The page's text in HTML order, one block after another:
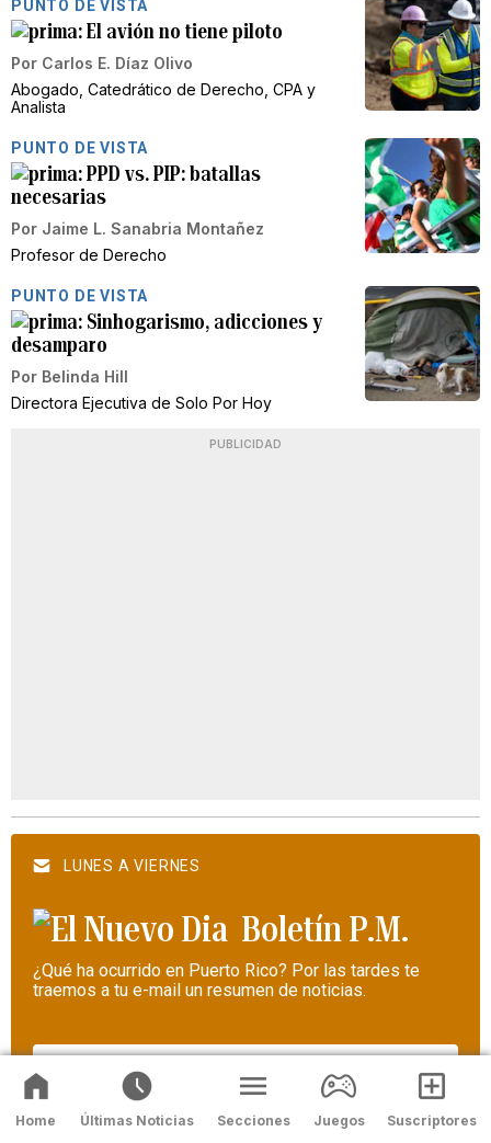
PUNTO DE VISTA
El avión no tiene piloto
Por Carlos E. Díaz Olivo
Abogado, Catedrático de Derecho, CPA y
Analista
PUNTO DE VISTA
PPD vs. PIP: batallas
necesarias
Por Jaime L. Sanabria Montañez
Profesor de Derecho
PUNTO DE VISTA
Sinhogarismo, adicciones y
desamparo
Por Belinda Hill
Directora Ejecutiva de Solo Por Hoy
PUBLICIDAD
LUNES A VIERNES
Boletín P.M.
¿Qué ha ocurrido en Puerto Rico? Por las tardes te
traemos a tu e-mail un resumen de noticias.
Home Últimas Noticias Secciones Juegos Suscriptores